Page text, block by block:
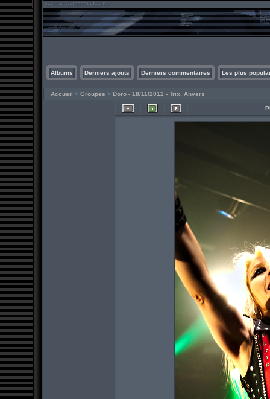
Albums Derniers ajouts Derniers commentaires Les plus
Accueil > Groupes > Doro - 18/11/2012 - Trix, Anvers